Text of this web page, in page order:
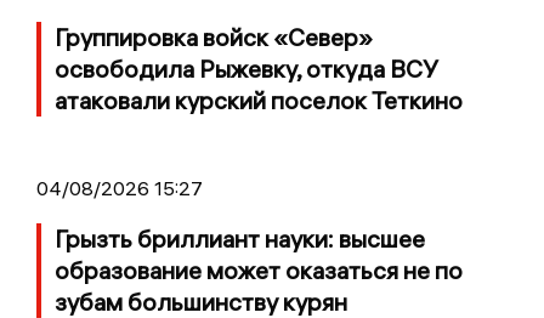
Группировка войск «Север»
освободила Рыжевку, откуда ВСУ
атаковали курский поселок Теткино
04/08/2026 15:27
Грызть бриллиант науки: высшее
образование может оказаться не по
зубам большинству курян